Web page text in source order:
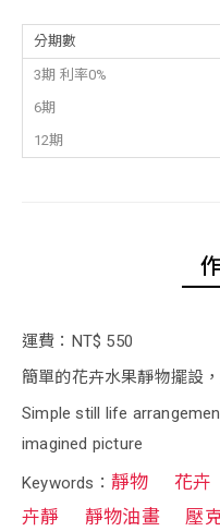
分期數
3期 利率0%
6期
12期
運費：NT$ 550
簡單的花卉水果靜物擺設
Simple still life
imagined picture
Keywords： 靜物 花卉
卉靜
靜物油畫 壓